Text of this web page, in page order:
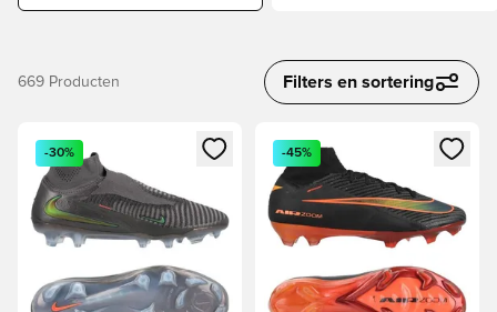
669 Producten Filters en sortering
Opent een venster om in te loggen of je aan te melden als
-30%
Opent een venster om in te
-45%